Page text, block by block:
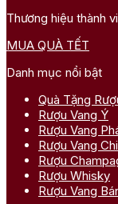
Thương hiệu thành
MUA QUÀ TẾT
Danh mục nổi bật
Quà Tặng
Rượu Vang Ý
Rượu Vang
Rượu Vang
Rượu
Rượu Whisky
Rượu Vang